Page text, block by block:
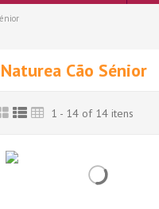
Naturea Cão Sénior
1 - 14 of 14 itens